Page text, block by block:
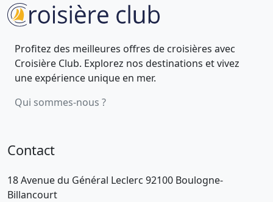
Profitez des meilleures offres de croisières avec
Croisière Club. Explorez nos destinations et vivez
une expérience unique en mer.
Qui sommes-nous ?
Contact
18 Avenue du Général Leclerc 92100 Boulogne-
Billancourt